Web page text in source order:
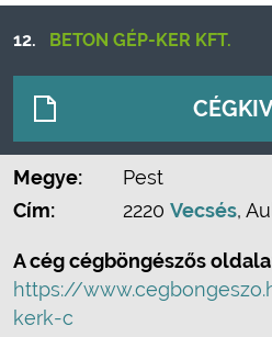
12. BETON GÉP-KER KFT.
Megye:
Pest
Cím:
2220 Vecsés,
A cég cégböngészős
https://
kerk-c